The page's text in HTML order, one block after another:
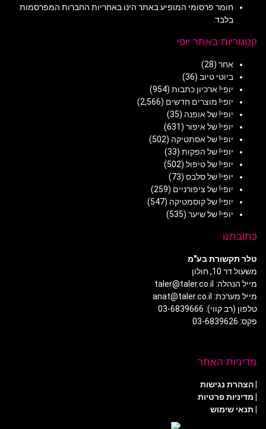
חומר פרסומי המופיע באתר הינו באחריות החברות המפרסמות
בלבד.
קטגוריות באתר יופי
אחר (28)
ביוטי טיוב (36)
יופי! ארכיון כתבות (954)
יופי! מוצרים חדשים (2,566)
יופי! של אופנה (35)
יופי! של איפור (631)
יופי! של אסתטיקה (502)
יופי! של הפקות (33)
יופי! של טיפול (502)
יופי! של סלבס (73)
יופי! של ציפורניים (259)
יופי! של קוסמטיקה (547)
יופי! של שיער (535)
כתובתנו
טלר תקשורת בע"מ
משעול דר 10, חולון
מייל הנהלה: taler@taler.co.il
מייל מערכת: anat@taler.co.il
טלפון (רב קווי): 03-6839666
פקס: 03-6839626
מדיניות האתר
הצהרת נגישות
מדיניות פרטיות
| תנאי שימוש